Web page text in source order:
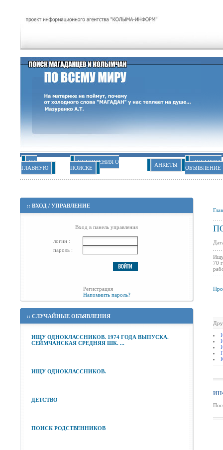
НА
ГЛАВНУЮ
ОБЪЯВЛЕНИЯ О
ПОИСКЕ
АНКЕТЫ
ДОБАВИТЬ
ОБЪЯВЛЕНИЕ
:: ВХОД / УПРАВЛЕНИЕ
Вход в панель управления
логин :
пароль :
Регистрация
Напомнить пароль?
:: СЛУЧАЙНЫЕ ОБЪЯВЛЕНИЯ
ИЩУ ОДНОКЛАССНИКОВ. 1974 ГОДА ВЫПУСКА.
СЕЙМЧАНСКАЯ СРЕДНЯЯ ШК. ...
ИЩУ ОДНОКЛАССНИКОВ.
ДЕТСТВО
ПОИСК РОДСТВЕННИКОВ
Ищу
70